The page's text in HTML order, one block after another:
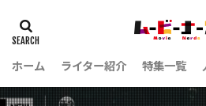
ホーム ライター紹介 特集一覧